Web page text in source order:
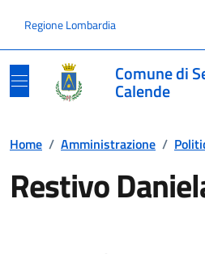
Regione Lombardia
Comune di
Calende
Home / Amministrazione /
Restivo